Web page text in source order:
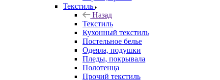
Текстиль
Назад
Текстиль
Кухонный текстиль
Постельное белье
Одеяла, подушки
Пледы, покрывала
Полотенца
Прочий текстиль